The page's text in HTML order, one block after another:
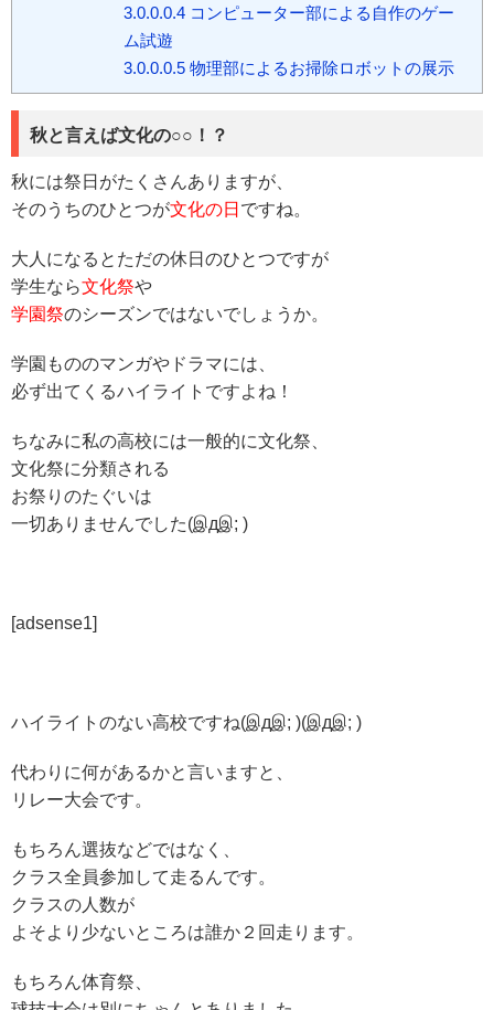
3.0.0.0.4 コンピューター部による自作のゲー
ム試遊
3.0.0.0.5 物理部によるお掃除ロボットの展示
秋と言えば文化の○○！？
秋には祭日がたくさんありますが、
そのうちのひとつが文化の日 ですね。
大人になるとただの休日のひとつですが
学生なら文化祭や
学園祭のシーズンではないでしょうか。
学園もののマンガやドラマには、
必ず出てくるハイライトですよね！
ちなみに私の高校には一般的に文化祭、
文化祭に分類される
お祭りのたぐいは
一切ありませんでした(இдஇ; )
[adsense1]
ハイライトのない高校ですね(இдஇ; )(இдஇ; )
代わりに何があるかと言いますと、
リレー大会です。
もちろん選抜などではなく、
クラス全員参加して走るんです。
クラスの人数が
よそより少ないところは誰か２回走ります。
もちろん体育祭、